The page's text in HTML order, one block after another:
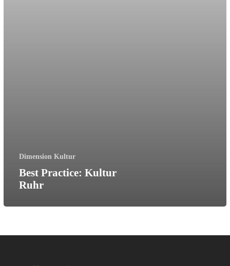
Dimension Kultur
Best Practice: Kultur
Ruhr